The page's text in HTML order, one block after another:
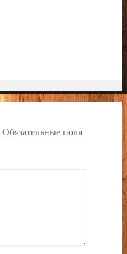
Обязательные поля